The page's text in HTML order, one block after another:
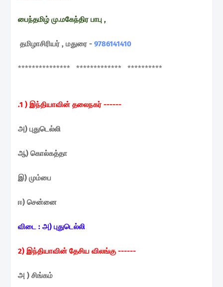
பைந்தமிழ் மு.மகேந்திர பாபு ,
தமிழாசிரியர் , மதுரை - 9786141410
*************** ************* **********
.1 ) இந்தியாவின் தலைநகர் ------
அ) புதுடெல்லி
ஆ) கொல்கத்தா
இ) மும்பை
ஈ) சென்னை
விடை : அ) புதுடெல்லி
2) இந்தியாவின் தேசிய விலங்கு ------
அ ) சிங்கம்